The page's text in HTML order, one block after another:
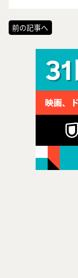
前の記事へ